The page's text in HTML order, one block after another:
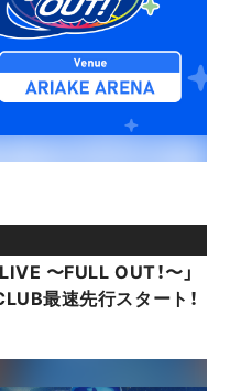
〜FULL OUT！〜」
最速先行スタート！